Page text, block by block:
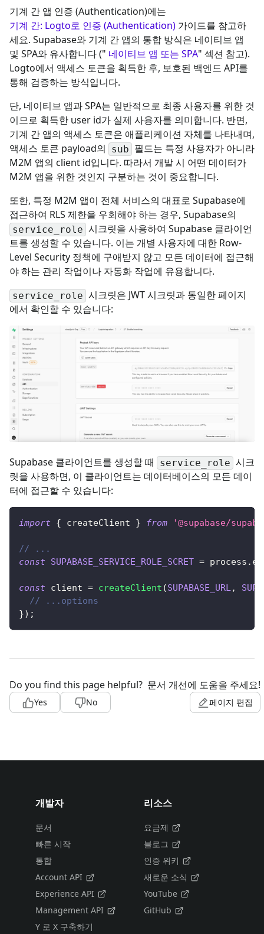
기계 간 앱 인증 (Authentication)에는
기계 간: Logto로 인증 (Authentication) 가이드를 참고하
세요. Supabase와 기계 간 앱의 통합 방식은 네이티브 앱
및 SPA와 유사합니다 (" 네이티브 앱 또는 SPA" 섹션 참고).
Logto에서 액세스 토큰을 획득한 후, 보호된 백엔드 API를
통해 검증하는 방식입니다.
단, 네이티브 앱과 SPA는 일반적으로 최종 사용자를 위한 것
이므로 획득한 user id가 실제 사용자를 의미합니다. 반면,
기계 간 앱의 액세스 토큰은 애플리케이션 자체를 나타내며,
액세스 토큰 payload의
sub 필드는 특정 사용자가 아니라
M2M 앱의 client id입니다. 따라서 개발 시 어떤 데이터가
M2M 앱을 위한 것인지 구분하는 것이 중요합니다.
또한, 특정 M2M 앱이 전체 서비스의 대표로 Supabase에
접근하여 RLS 제한을 우회해야 하는 경우, Supabase의
service_role 시크릿을 사용하여 Supabase 클라이언
트를 생성할 수 있습니다. 이는 개별 사용자에 대한 Row-
Level Security 정책에 구애받지 않고 모든 데이터에 접근해
야 하는 관리 작업이나 자동화 작업에 유용합니다.
service_role 시크릿은 JWT 시크릿과 동일한 페이지
에서 확인할 수 있습니다:
Supabase 클라이언트를 생성할 때 service_role 시크
릿을 사용하면, 이 클라이언트는 데이터베이스의 모든 데이
터에 접근할 수 있습니다:
import { createClient } from '@supabase/
// ...
const SUPABASE_SERVICE_ROLE_SCRET = process .
const client = createClient (SUPABASE_URL,
// ...options
}) ;
Do you find this page helpful?
Yes No
문서 개선에 도움을 주세요!
페이지 편집
개발자
문서
빠른 시작
통합
Account API
Experience API
Management API
Y 로 X 구축하기
리소스
요금제
블로그
인증 위키
새로운 소식
YouTube
GitHub